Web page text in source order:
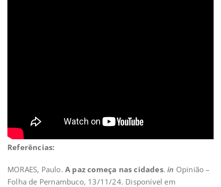
Referências:
MORAES, Paulo. A paz começa nas cidades.in Opinião –
Folha de Pernambuco, 13/11/24. Disponível em